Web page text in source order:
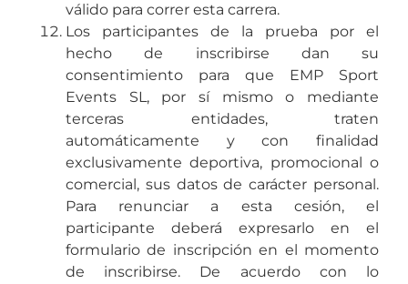
válido para correr esta carrera.
Los participantes de la prueba por el
hecho de inscribirse dan su
consentimiento para que EMP Sport
Events SL, por sí mismo o mediante
terceras entidades, traten
automáticamente y con finalidad
exclusivamente deportiva, promocional o
comercial, sus datos de carácter personal.
Para renunciar a esta cesión, el
participante deberá expresarlo en el
formulario de inscripción en el momento
de inscribirse. De acuerdo con lo